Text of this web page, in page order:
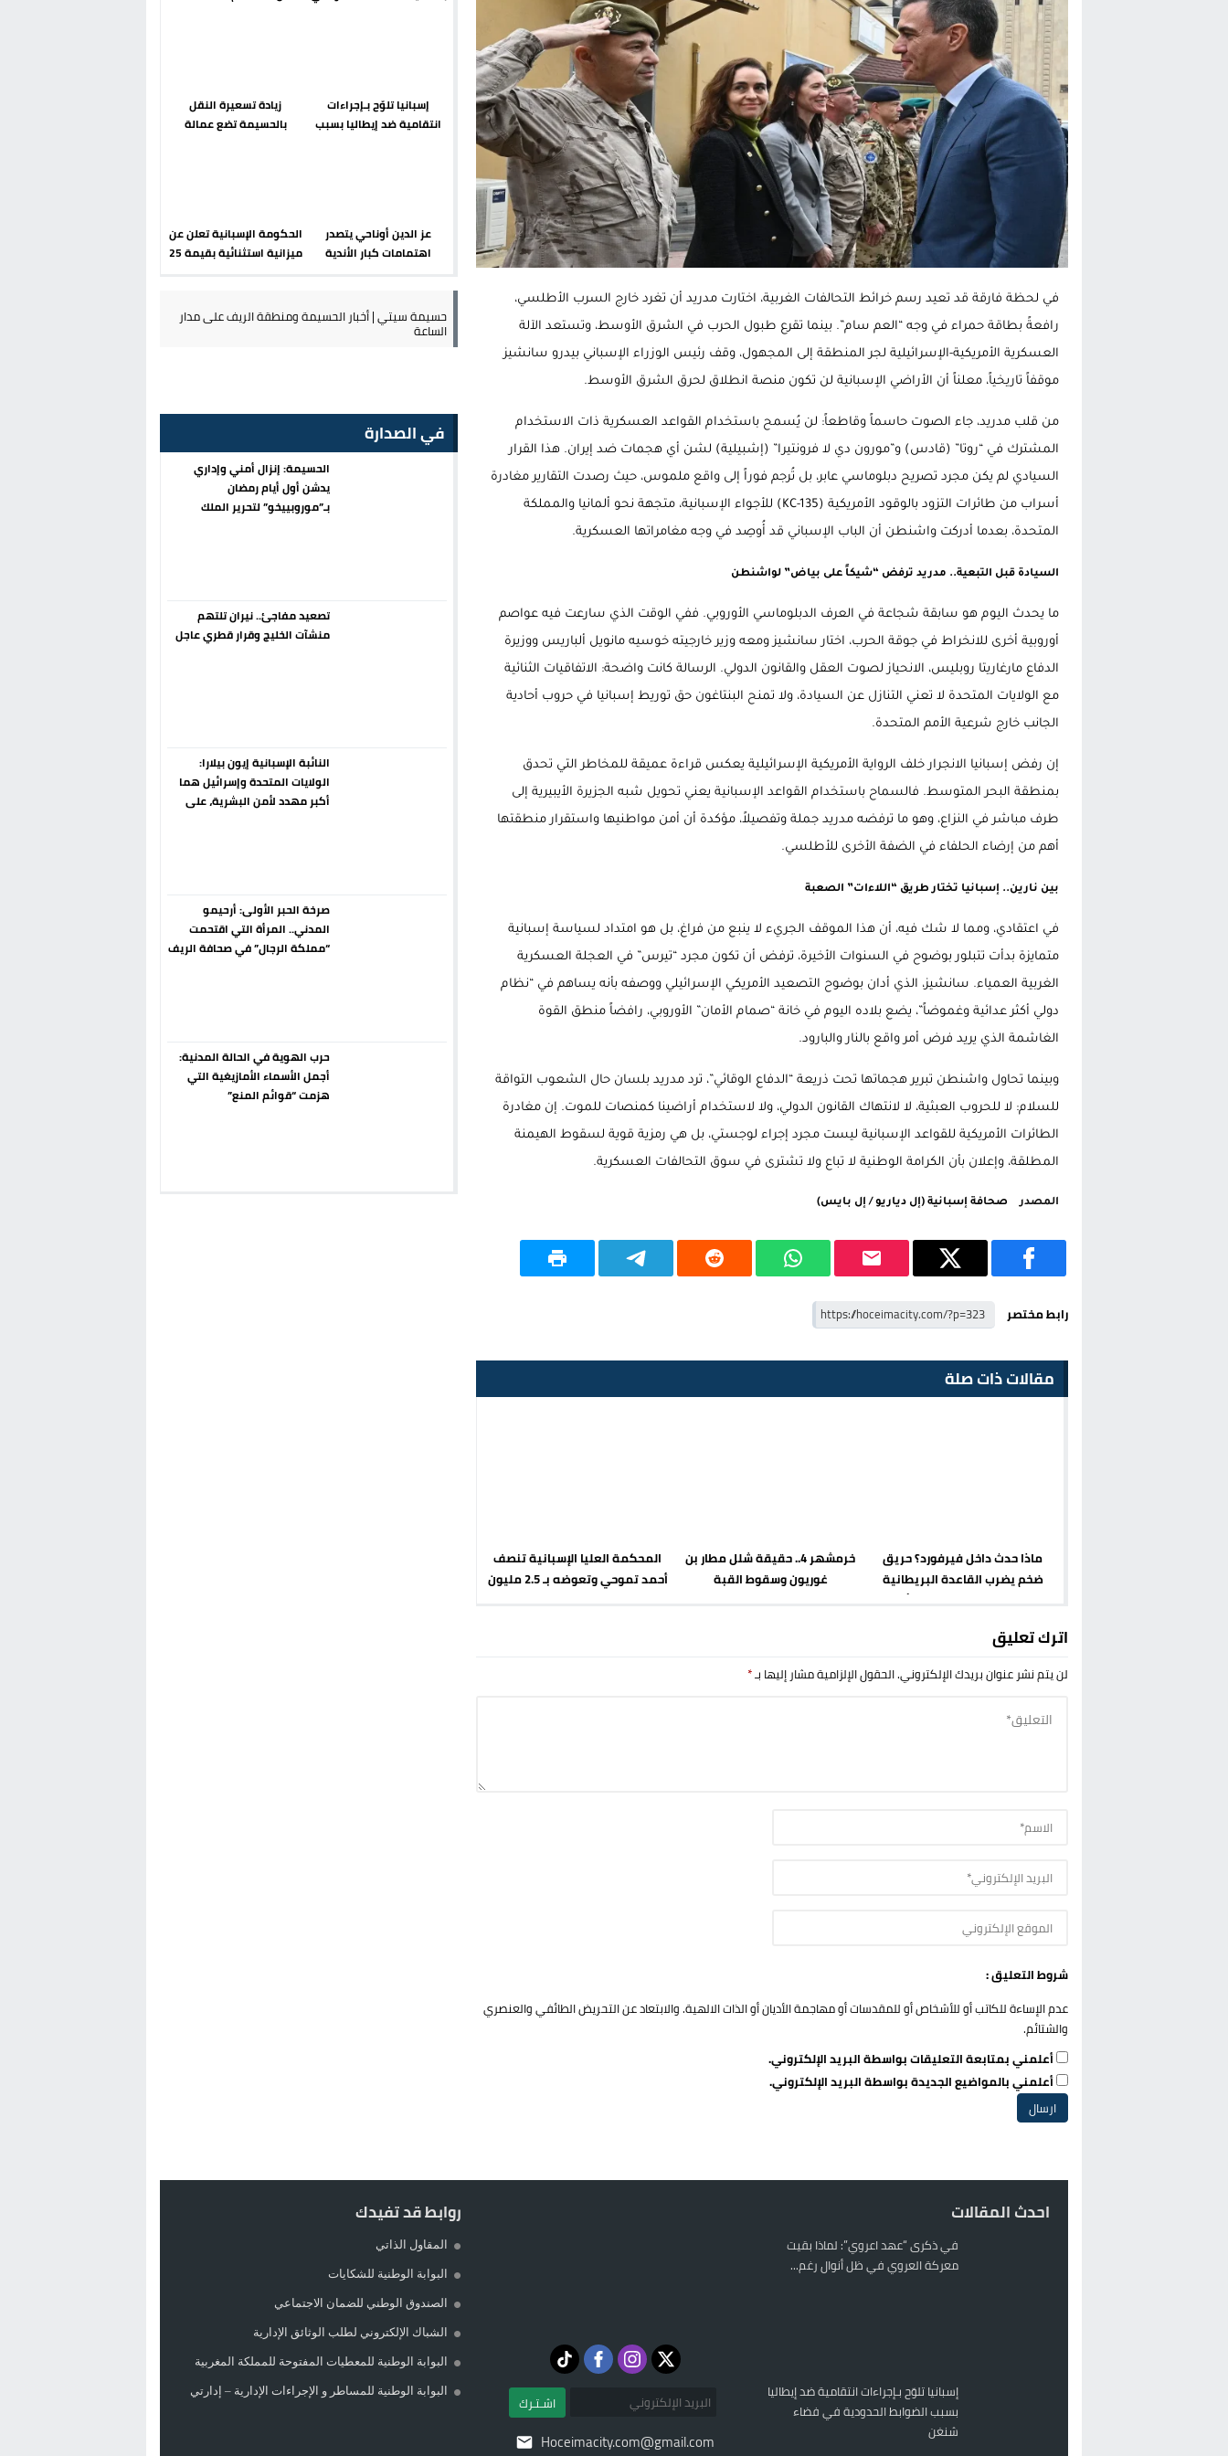
تغيير تاريخي بحزب الاستقلال بالحسيمة: محمد الحموداني يبدأ مرحلة ما بعد مضيان
اتفاق وشيك بين واشنطن وطهران لفتح مضيق هرمز يدفع أسعار النفط للتراجع
الحكومة الإسبانية تعلن عن ميزانية استثنائية بقيمة 25 مليون يورو لرعاية القاصرين في سبتة
قطاع نقل البضائع بالمغرب يلوح بإضراب وطني جراء ارتفاع أسعار الوقود
في لحظة فارقة قد تعيد رسم خرائط التحالفات الغربية، اختارت مدريد أن تغرد خارج السرب الأطلسي،
رافعةً بطاقة حمراء في وجه “العم سام”. بينما تقرع طبول الحرب في الشرق الأوسط، وتستعد الآلة
العسكرية الأمريكية-الإسرائيلية لجر المنطقة إلى المجهول، وقف رئيس الوزراء الإسباني بيدرو سانشيز
موقفاً تاريخياً، معلناً أن الأراضي الإسبانية لن تكون منصة انطلاق لحرق الشرق الأوسط.
من قلب مدريد، جاء الصوت حاسماً وقاطعاً: لن يُسمح باستخدام القواعد العسكرية ذات الاستخدام
المشترك في “روتا” (قادس) و”مورون دي لا فرونتيرا” (إشبيلية) لشن أي هجمات ضد إيران. هذا القرار
السيادي لم يكن مجرد تصريح دبلوماسي عابر، بل تُرجم فوراً إلى واقع ملموس، حيث رصدت التقارير مغادرة
أسراب من طائرات التزود بالوقود الأمريكية (KC-135) للأجواء الإسبانية، متجهة نحو ألمانيا والمملكة
المتحدة، بعدما أدركت واشنطن أن الباب الإسباني قد أُوصِد في وجه مغامراتها العسكرية.
السيادة قبل التبعية.. مدريد ترفض “شيكاً على بياض” لواشنطن
ما يحدث اليوم هو سابقة شجاعة في العرف الدبلوماسي الأوروبي. ففي الوقت الذي سارعت فيه عواصم
أوروبية أخرى للانخراط في جوقة الحرب، اختار سانشيز ومعه وزير خارجيته خوسيه مانويل ألباريس ووزيرة
الدفاع مارغاريتا روبليس، الانحياز لصوت العقل والقانون الدولي. الرسالة كانت واضحة: الاتفاقيات الثنائية
مع الولايات المتحدة لا تعني التنازل عن السيادة، ولا تمنح البنتاغون حق توريط إسبانيا في حروب أحادية
الجانب خارج شرعية الأمم المتحدة.
إن رفض إسبانيا الانجرار خلف الرواية الأمريكية الإسرائيلية يعكس قراءة عميقة للمخاطر التي تحدق
بمنطقة البحر المتوسط. فالسماح باستخدام القواعد الإسبانية يعني تحويل شبه الجزيرة الأيبيرية إلى
طرف مباشر في النزاع، وهو ما ترفضه مدريد جملة وتفصيلاً، مؤكدة أن أمن مواطنيها واستقرار منطقتها
أهم من إرضاء الحلفاء في الضفة الأخرى للأطلسي.
بين نارين.. إسبانيا تختار طريق “اللاءات” الصعبة
في اعتقادي، ومما لا شك فيه، أن هذا الموقف الجريء لا ينبع من فراغ، بل هو امتداد لسياسة إسبانية
متمايزة بدأت تتبلور بوضوح في السنوات الأخيرة، ترفض أن تكون مجرد “تيرس” في العجلة العسكرية
الغربية العمياء. سانشيز، الذي أدان بوضوح التصعيد الأمريكي الإسرائيلي ووصفه بأنه يساهم في “نظام
دولي أكثر عدائية وغموضاً”، يضع بلاده اليوم في خانة “صمام الأمان” الأوروبي، رافضاً منطق القوة
الغاشمة الذي يريد فرض أمر واقع بالنار والبارود.
وبينما تحاول واشنطن تبرير هجماتها تحت ذريعة “الدفاع الوقائي”، ترد مدريد بلسان حال الشعوب التواقة
للسلام: لا للحروب العبثية، لا لانتهاك القانون الدولي، ولا لاستخدام أراضينا كمنصات للموت. إن مغادرة
الطائرات الأمريكية للقواعد الإسبانية ليست مجرد إجراء لوجستي، بل هي رمزية قوية لسقوط الهيمنة
المطلقة، وإعلان بأن الكرامة الوطنية لا تباع ولا تشترى في سوق التحالفات العسكرية.
المصدر صحافة إسبانية (إل دياريو / إل بايس)
رابط مختصر
مقالات ذات صلة
ماذا حدث داخل فيرفورد؟ حريق
ضخم يضرب القاعدة البريطانية
التي تعتمد عليها قاذفات أميركا
خرمشهر 4.. حقيقة شلل مطار بن
غوريون وسقوط القبة
المحكمة العليا الإسبانية تنصف
أحمد تموحي وتعوضه بـ 2.5 مليون
اترك تعليق
لن يتم نشر عنوان بريدك الإلكتروني.الحقول الإلزامية مشار إليها بـ*
شروط التعليق :
عدم الإساءة للكاتب أو للأشخاص أو للمقدسات أو مهاجمة الأديان أو الذات الالهية. والابتعاد عن التحريض الطائفي والعنصري
والشتائم.
أعلمني بمتابعة التعليقات بواسطة البريد الإلكتروني.
أعلمني بالمواضيع الجديدة بواسطة البريد الإلكتروني.
إسبانيا تلوّح بـإجراءات
انتقامية ضد إيطاليا بسبب
زيادة تسعيرة النقل
بالحسيمة تضع عمالة
عز الدين أوناحي يتصدر
اهتمامات كبار الأندية
الحكومة الإسبانية تعلن عن
ميزانية استثنائية بقيمة 25
حسيمة سيتي | أخبار الحسيمة ومنطقة الريف على مدار
الساعة
في الصدارة
الحسيمة: إنزال أمني وإداري
يدشن أول أيام رمضان
بـ”موروبييخو” لتحرير الملك
تصعيد مفاجئ.. نيران تلتهم
منشآت الخليج وقرار قطري عاجل
النائبة الإسبانية إيون بيلارا:
الولايات المتحدة وإسرائيل هما
أكبر مهدد لأمن البشرية، على
صرخة الحبر الأولى: أرحيمو
المدني.. المرأة التي اقتحمت
“مملكة الرجال” في صحافة الريف
حرب الهوية في الحالة المدنية:
أجمل الأسماء الأمازيغية التي
هزمت “قوائم المنع”
احدث المقالات
في ذكرى “عهد اعروي”: لماذا بقيت
معركة العروي في ظل أنوال رغم...
إسبانيا تلوّح بـإجراءات انتقامية ضد إيطاليا
بسبب الضوابط الحدودية في فضاء
شنغن
اشـتـرك
Hoceimacity.com@gmail.com
روابط قد تفيدك
المقاول الذاتي
البوابة الوطنية للشكايات
الصندوق الوطني للضمان الاجتماعي
الشباك الإلكتروني لطلب الوثائق الإدارية
البوابة الوطنية للمعطيات المفتوحة للمملكة المغربية
البوابة الوطنية للمساطر و الإجراءات الإدارية – إدارتي